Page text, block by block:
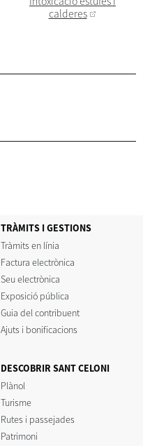
calderes
TRÀMITS I GESTIONS
Tràmits en línia
Factura electrònica
Seu electrònica
Exposició pública
Guia del contribuent
Ajuts i bonificacions
DESCOBRIR SANT CELONI
Plànol
Turisme
Rutes i passejades
Patrimoni